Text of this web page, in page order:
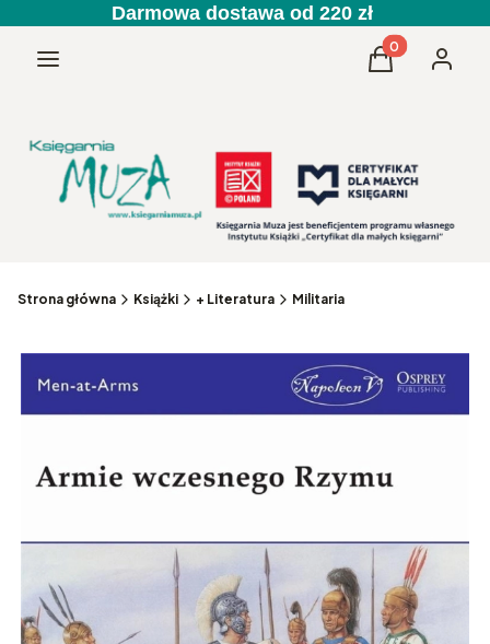
Darmowa dostawa od 220 zł
Menu Produkty w
Koszyk
Strona główna Książki + Literatura Militaria